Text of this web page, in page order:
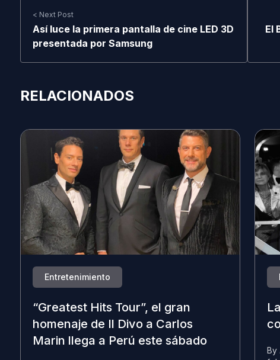
< Next Post
Así luce la primera pantalla de cine LED 3D
presentada por Samsung
El
RELACIONADOS
Entretenimiento
“Greatest Hits Tour”, el gran
homenaje de Il Divo a Carlos
Marin llega a Perú este sábado
By